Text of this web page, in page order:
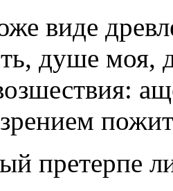
виде
душе моя,
претерпе